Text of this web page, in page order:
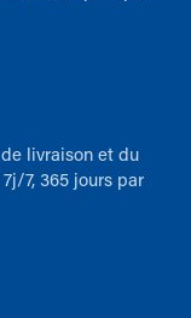
livraison et du
7, 365 jours par